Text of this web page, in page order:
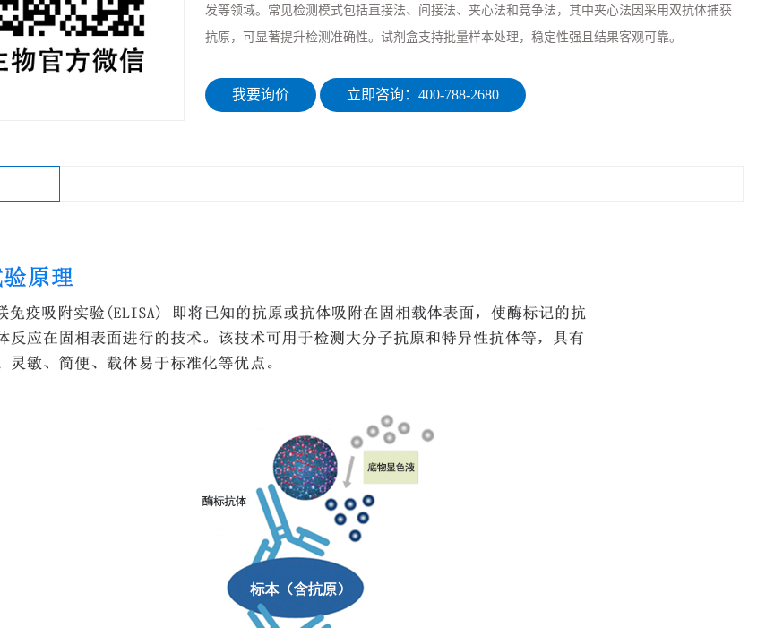
发等领域。常见检测模式包括直接法、间接法、夹心法和竞争法，其中夹心法因采用双抗体捕获
抗原，可显著提升检测准确性。试剂盒支持批量样本处理，稳定性强且结果客观可靠。
我要询价 立即咨询：400-788-2680